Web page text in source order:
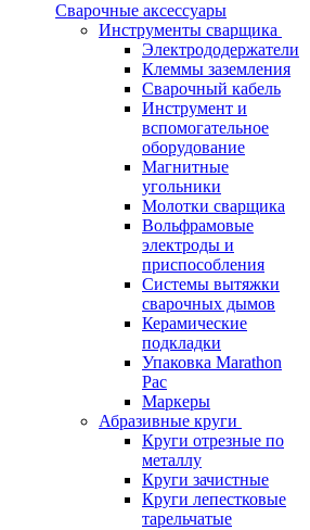
Сварочные аксессуары
Инструменты сварщика
Электрододержатели
Клеммы заземления
Сварочный кабель
Инструмент и
вспомогательное
оборудование
Магнитные
угольники
Молотки сварщика
Вольфрамовые
электроды и
приспособления
Системы вытяжки
сварочных дымов
Керамические
подкладки
Упаковка Marathon
Pac
Маркеры
Абразивные круги
Круги отрезные по
металлу
Круги зачистные
Круги лепестковые
тарельчатые